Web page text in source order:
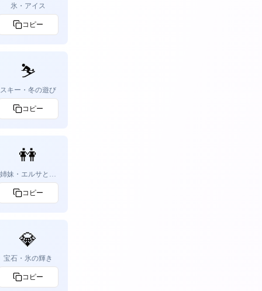
氷・アイス
コピー
⛷️
スキー・冬の遊び
コピー
👭
姉妹・エルサとア
ナ
コピー
💎
宝石・氷の輝き
コピー